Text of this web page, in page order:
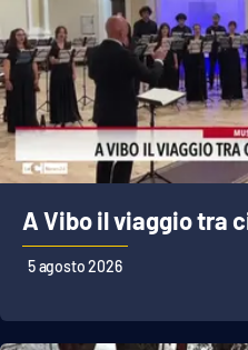
A Vibo il viaggio tra
5 agosto 2026